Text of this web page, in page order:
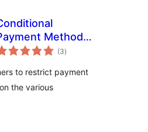
Methods
WooCommerce
(3totaal
waarderingen
)
to restrict payment
the various